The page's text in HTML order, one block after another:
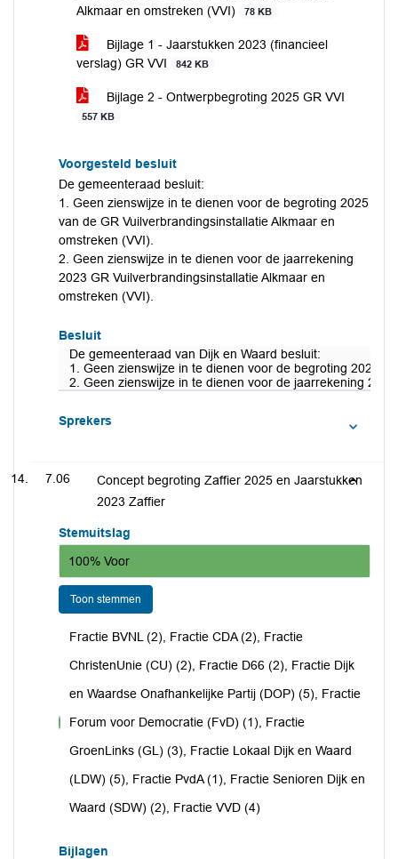
Alkmaar en omstreken (VVI)
78 KB
Bijlage 1 - Jaarstukken 2023 (financieel
verslag) GR VVI
842 KB
Bijlage 2 - Ontwerpbegroting 2025 GR VVI
557 KB
Voorgesteld besluit
De gemeenteraad besluit:
1. Geen zienswijze in te dienen voor de begroting 2025
van de GR Vuilverbrandingsinstallatie Alkmaar en
omstreken (VVI).
2. Geen zienswijze in te dienen voor de jaarrekening
2023 GR Vuilverbrandingsinstallatie Alkmaar en
omstreken (VVI).
Besluit
De gemeenteraad van Dijk en Waard besluit:
1. Geen zienswijze in te dienen voor de begroting 2025
2. Geen zienswijze in te dienen voor de jaarrekening
Sprekers
7.06
Concept begroting Zaffier 2025 en Jaarstukken
2023 Zaffier
Stemuitslag
100% Voor
Toon stemmen
Fractie BVNL (2), Fractie CDA (2), Fractie
ChristenUnie (CU) (2), Fractie D66 (2), Fractie Dijk
en Waardse Onafhankelijke Partij (DOP) (5), Fractie
Forum voor Democratie (FvD) (1), Fractie
GroenLinks (GL) (3), Fractie Lokaal Dijk en Waard
(LDW) (5), Fractie PvdA (1), Fractie Senioren Dijk en
Waard (SDW) (2), Fractie VVD (4)
Bijlagen